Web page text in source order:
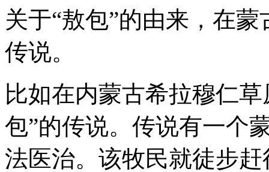
关于“敖包”的由来，在
传说。
比如在内蒙古希拉穆仁
包”的传说。传说有一个
法医治。该牧民就徒步